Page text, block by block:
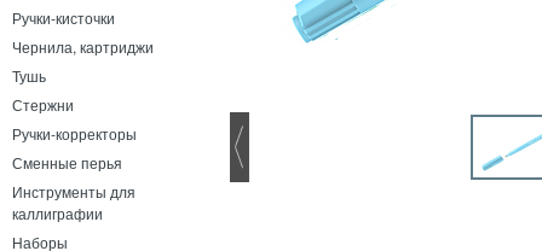
Ручки-кисточки
Чернила, картриджи
Тушь
Стержни
Ручки-корректоры
Сменные перья
Инструменты для
каллиграфии
Наборы